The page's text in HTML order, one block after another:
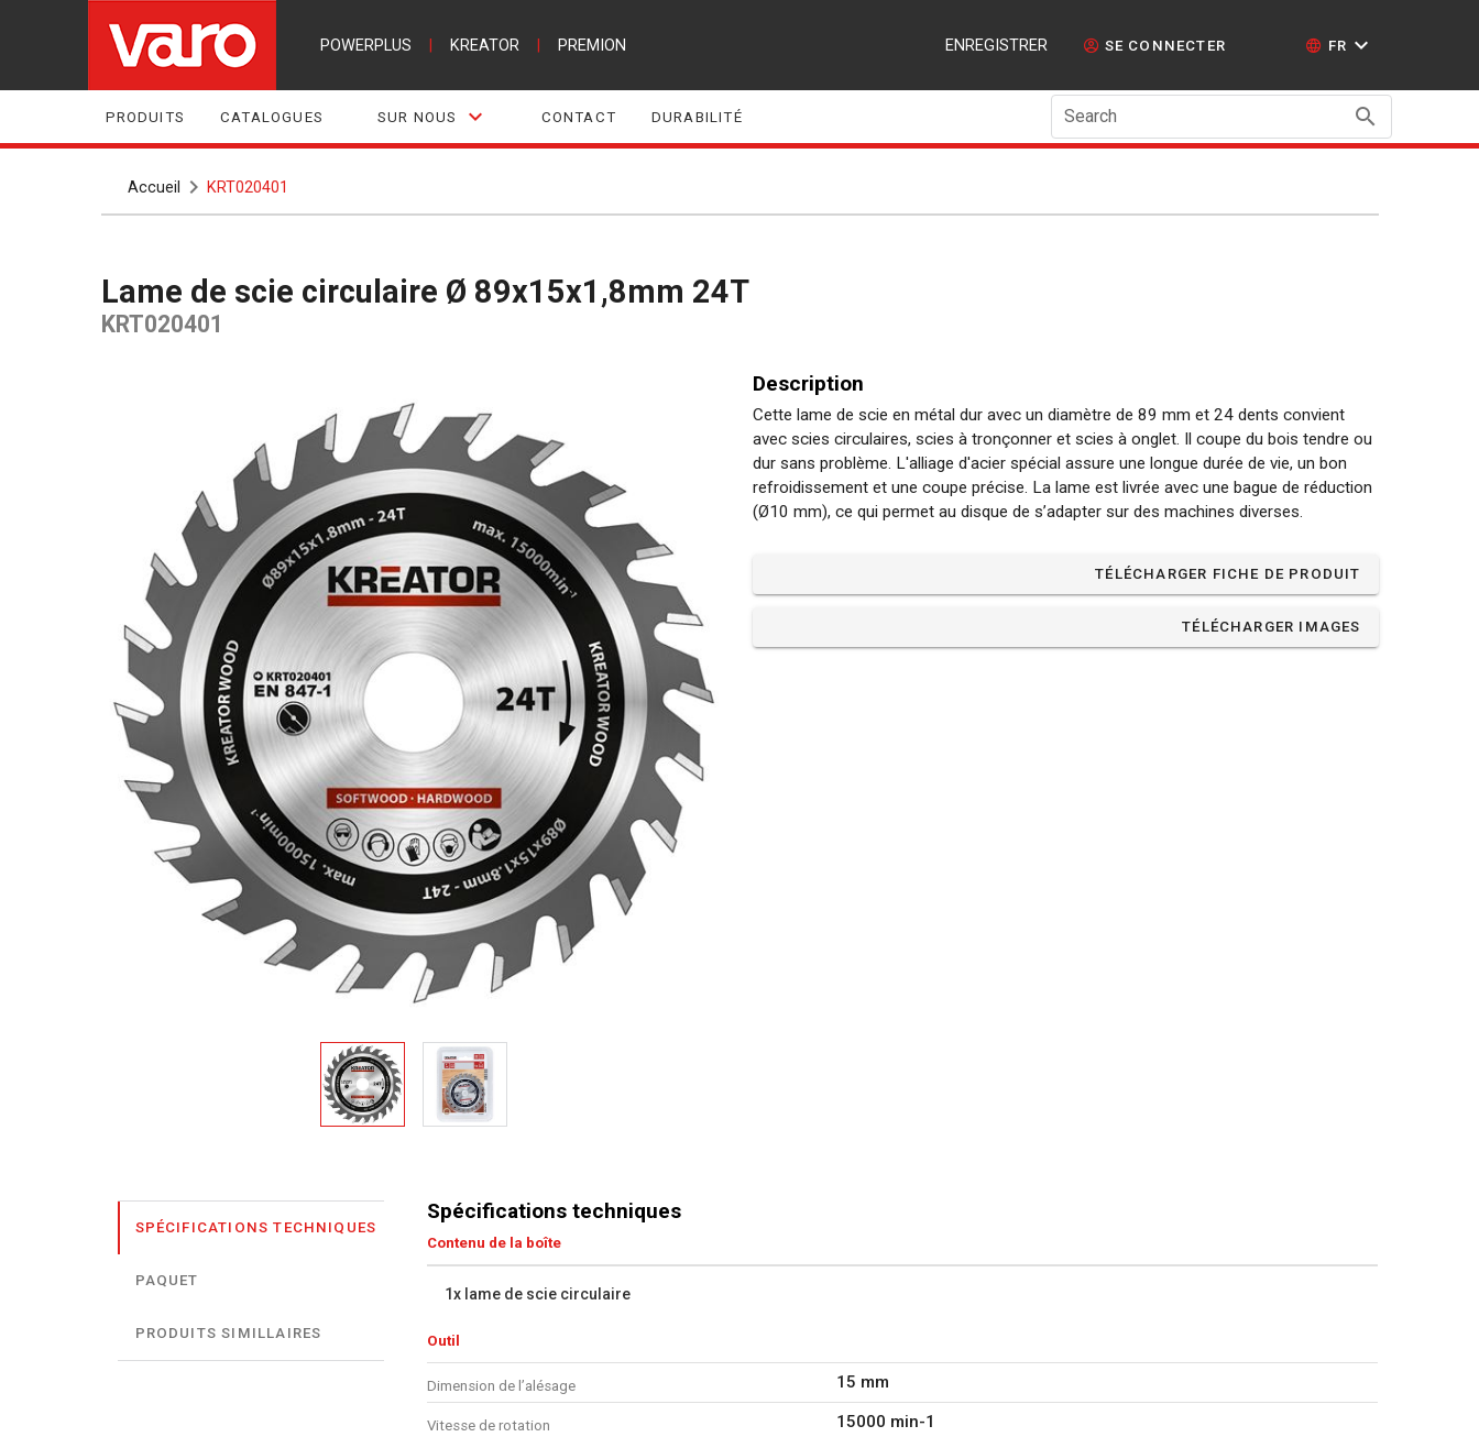
POWERPLUS KREATOR PREMION ENREGISTRER SE CONNECTER FR
PRODUITS CATALOGUES SUR NOUS CONTACT DURABILITÉ Search
Accueil KRT020401
Lame de scie circulaire Ø 89x15x1,8mm 24T
KRT020401
Description
Cette lame de scie en métal dur avec un diamètre de 89 mm et 24 dents convient
avec scies circulaires, scies à tronçonner et scies à onglet. Il coupe du bois tendre ou
dur sans problème. L'alliage d'acier spécial assure une longue durée de vie, un bon
refroidissement et une coupe précise. La lame est livrée avec une bague de réduction
(Ø10 mm), ce qui permet au disque de s’adapter sur des machines diverses.
TÉLÉCHARGER FICHE DE PRODUIT
TÉLÉCHARGER IMAGES
SPÉCIFICATIONS TECHNIQUES
PAQUET
PRODUITS SIMILLAIRES
Spécifications techniques
Contenu de la boîte
1x lame de scie circulaire
Outil
Dimension de l’alésage 15 mm
Vitesse de rotation 15000 min-1